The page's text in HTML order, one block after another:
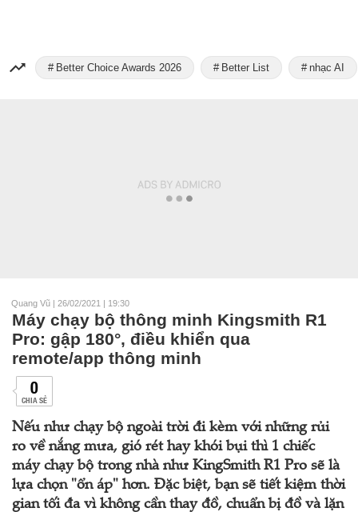
Better Choice Awards 2026 Better List nhạc AI
Quang Vũ | 26/02/2021 | 19:30
Máy chạy bộ thông minh Kingsmith R1
Pro: gập 180°, điều khiển qua
remote/app thông minh
0
CHIA SẺ
Nếu như chạy bộ ngoài trời đi kèm với những rủi
ro về nắng mưa, gió rét hay khói bụi thì 1 chiếc
máy chạy bộ trong nhà như KingSmith R1 Pro sẽ là
lựa chọn "ổn áp" hơn. Đặc biệt, bạn sẽ tiết kiệm thời
gian tối đa vì không cần thay đồ, chuẩn bị đồ và lặn